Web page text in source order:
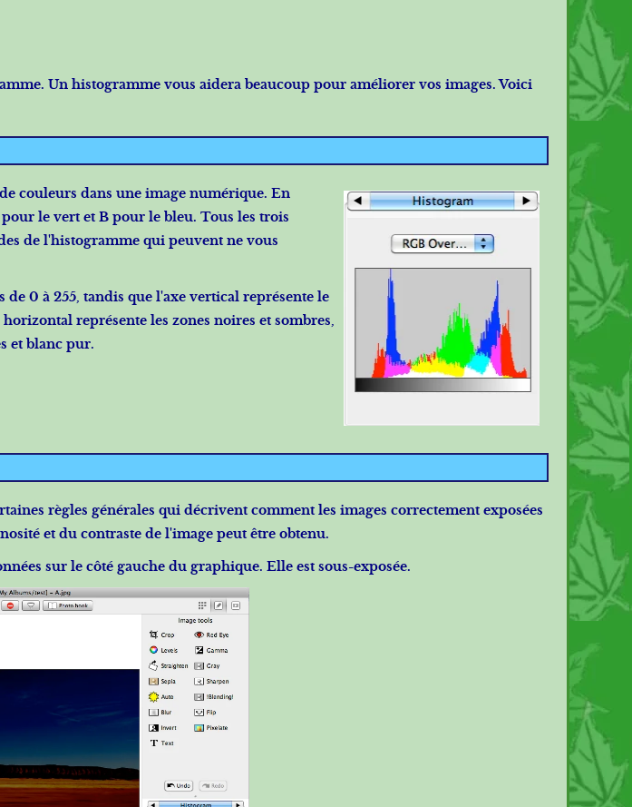
Un histogramme vous aidera beaucoup pour améliorer vos images. Voici
couleurs dans une image numérique. En
le vert et B pour le bleu. Tous les trois
de l'histogramme qui peuvent ne vous
0 à 255, tandis que l'axe vertical représente le
représente les zones noires et sombres,
et blanc pur.
règles générales qui décrivent comment les images correctement exposées
et du contraste de l'image peut être obtenu.
sur le côté gauche du graphique. Elle est sous-exposée.